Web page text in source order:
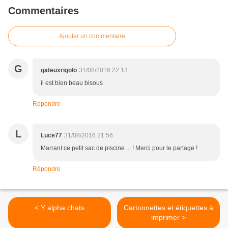
Commentaires
Ajouter un commentaire
G gateuxrigolo 31/08/2016 22:13
il est bien beau bisous
Répondre
L Luce77 31/08/2016 21:56
Marrant ce petit sac de piscine ... ! Merci pour le partage !
Répondre
< Y alpha chats
Cartonnettes et étiquettes à
imprimer >